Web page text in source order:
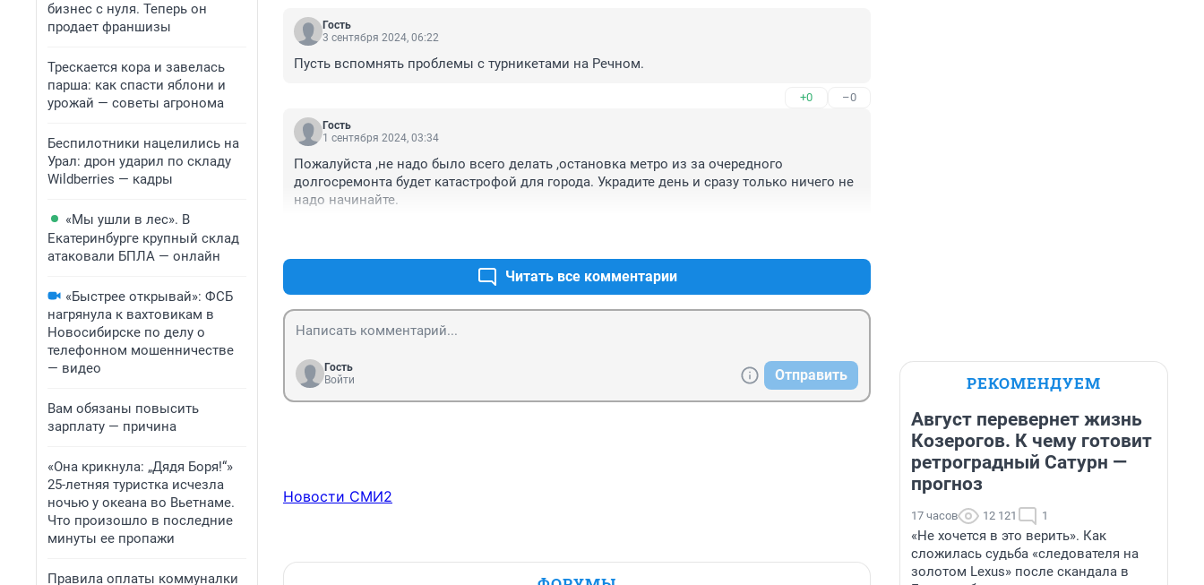
бизнес с нуля. Теперь он
продает франшизы
Трескается кора и завелась
парша: как спасти яблони и
урожай — советы агронома
Беспилотники нацелились на
Урал: дрон ударил по складу
Wildberries — кадры
«Мы ушли в лес». В
Екатеринбурге крупный склад
атаковали БПЛА — онлайн
«Быстрее открывай»: ФСБ
нагрянула к вахтовикам в
Новосибирске по делу о
телефонном мошенничестве
— видео
Вам обязаны повысить
зарплату — причина
«Она крикнула: „Дядя Боря!“»
25-летняя туристка исчезла
ночью у океана во Вьетнаме.
Что произошло в последние
минуты ее пропажи
Правила оплаты коммуналки
Гость
3 сентября 2024, 06:22
Пусть вспомнять проблемы с турникетами на Речном.
+0 –0
Гость
1 сентября 2024, 03:34
Пожалуйста ,не надо было всего делать ,остановка метро из за очередного
долгосремонта будет катастрофой для города. Украдите день и сразу только ничего не
надо начинайте.
Читать все комментарии
Гость
Войти
Отправить
Новости СМИ2
РЕКОМЕНДУЕМ
Август перевернет жизнь
Козерогов. К чему готовит
ретроградный Сатурн —
прогноз
17 часов 12 121 1
«Не хочется в это верить». Как
сложилась судьба «следователя на
золотом Lexus» после скандала в